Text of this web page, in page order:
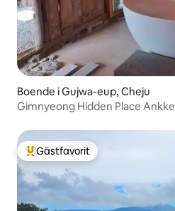
Boende i Gujwa-eup, Cheju
Gimnyeong Hidden Place
Populär gästfavorit
Gästfavorit